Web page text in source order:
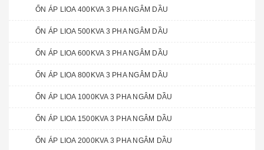
ỔN ÁP LIOA 400KVA 3 PHA NGÂM DẦU
ỔN ÁP LIOA 500KVA 3 PHA NGÂM DẦU
ỔN ÁP LIOA 600KVA 3 PHA NGÂM DẦU
ỔN ÁP LIOA 800KVA 3 PHA NGÂM DẦU
ỔN ÁP LIOA 1000KVA 3 PHA NGÂM DẦU
ỔN ÁP LIOA 1500KVA 3 PHA NGÂM DẦU
ỔN ÁP LIOA 2000KVA 3 PHA NGÂM DẦU